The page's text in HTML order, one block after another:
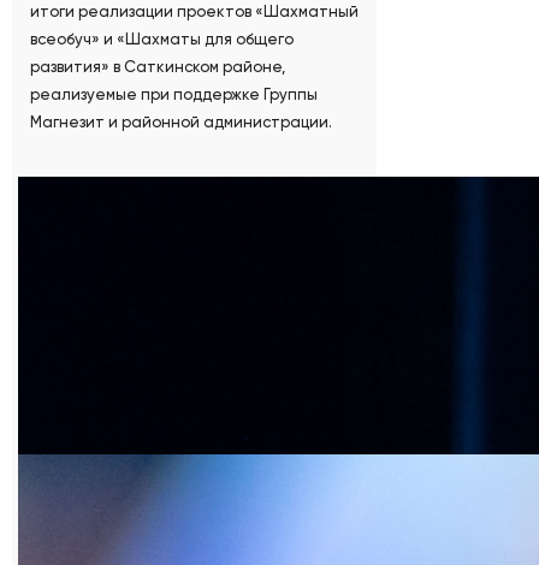
итоги реализации проектов «Шахматный
всеобуч» и «Шахматы для общего
развития» в Саткинском районе,
реализуемые при поддержке Группы
Магнезит и районной администрации.